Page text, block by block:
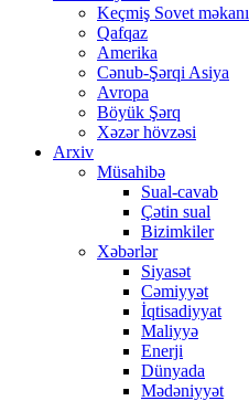
Keçmiş Sovet məkanı
Qafqaz
Amerika
Cənub-Şərqi Asiya
Avropa
Böyük Şərq
Xəzər hövzəsi
Arxiv
Müsahibə
Sual-cavab
Çətin sual
Bizimkiler
Xəbərlər
Siyasət
Cəmiyyət
İqtisadiyyat
Maliyyə
Enerji
Dünyada
Mədəniyyət